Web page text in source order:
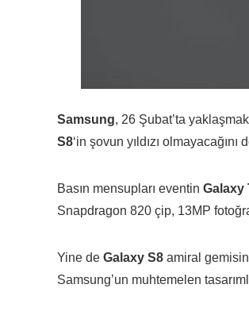
Samsung, 26 Şubat’ta
S8‘in şovun yıldızı olmayacağını
Basın mensupları eventin Galaxy
Snapdragon 820 çip, 13MP
Yine de Galaxy S8 amiral
Samsung’un muhtemelen